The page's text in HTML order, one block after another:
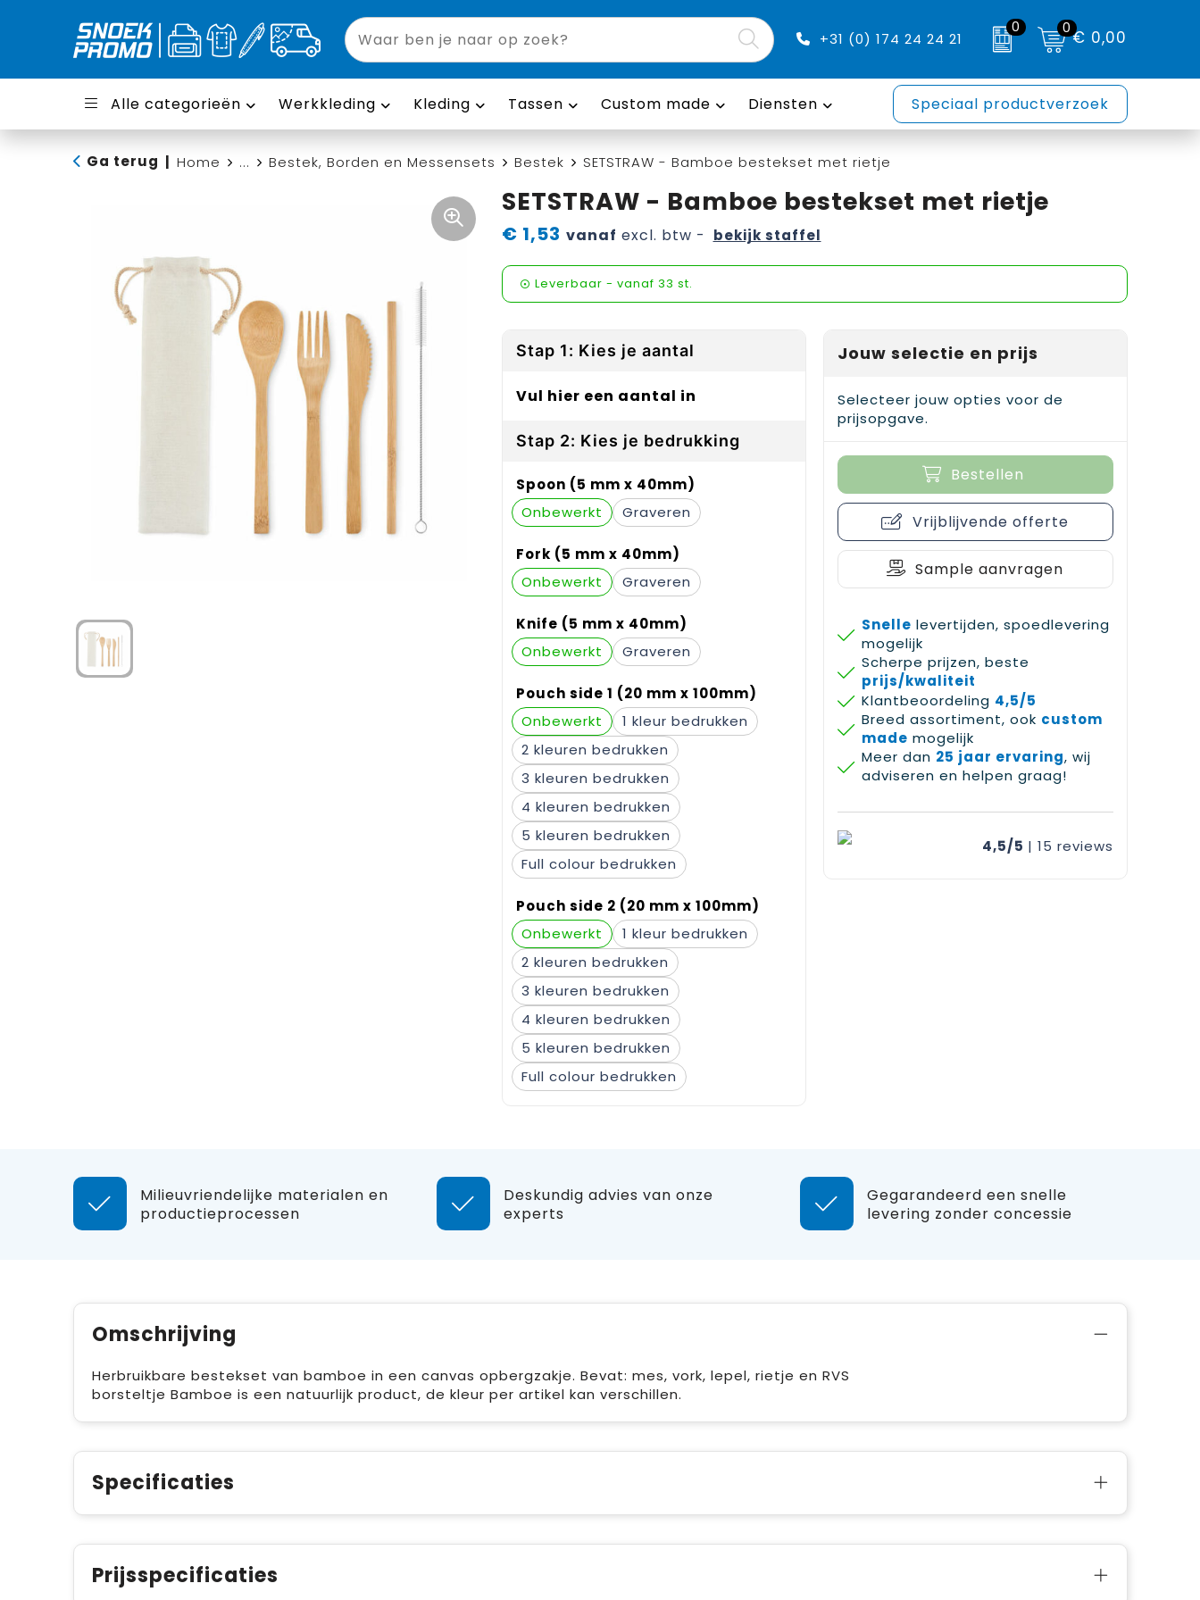
+31 (0) 174 24 24 21
0 0€ 0,00
Alle categorieën Werkkleding Kleding Tassen Custom made Diensten Speciaal productverzoek
Ga terug Home ... Bestek, Borden en Messensets Bestek SETSTRAW - Bamboe bestekset met rietje
SETSTRAW - Bamboe bestekset met rietje
€ 1,53 vanaf excl. btw - bekijk staffel
Leverbaar - vanaf 33 st.
Stap 1: Kies je aantal
Vul hier een aantal in
Stap 2: Kies je bedrukking
Spoon (5 mm x 40mm)
Onbewerkt
Graveren
Fork (5 mm x 40mm)
Onbewerkt
Graveren
Knife (5 mm x 40mm)
Onbewerkt
Graveren
Pouch side 1 (20 mm x 100mm)
Onbewerkt
1
2
3
4
5
Full colour
Pouch side 2 (20 mm x 100mm)
Onbewerkt
1
2
3
4
5
Full colour
Jouw selectie en prijs
Selecteer jouw opties voor de
prijsopgave.
Bestellen
Vrijblijvende offerte
Sample aanvragen
Snelle levertijden, spoedlevering
mogelijk
Scherpe prijzen, beste
prijs/kwaliteit
Klantbeoordeling 4,5/5
Breed assortiment, ook custom
made mogelijk
Meer dan 25 jaar ervaring, wij
adviseren en helpen graag!
4,5/5 | 15 reviews
Milieuvriendelijke materialen en
productieprocessen
Deskundig advies van onze
experts
Gegarandeerd een snelle
levering zonder concessie
Omschrijving
Herbruikbare bestekset van bamboe in een canvas opbergzakje. Bevat: mes, vork, lepel, rietje en RVS
borsteltje Bamboe is een natuurlijk product, de kleur per artikel kan verschillen.
Specificaties
Prijsspecificaties